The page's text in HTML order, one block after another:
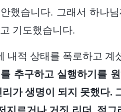
했습니다. 그래서 하나
기도했습니다.
내적 상태를 폭로하고 계
추구하고 실행하기를
가 생명이 되지 못했다.